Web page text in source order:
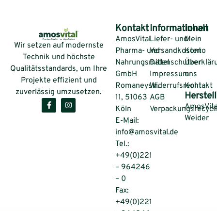
Wir setzen auf modernste
Technik und höchste
Qualitätsstandards, um Ihre
Projekte effizient und
zuverlässig umzusetzen.
Kontakt
AmosVital
Pharma- und
Nahrungsmittel
GmbH
Romaneystr.
11, 51063
Köln
E-Mail:
info@amosvital.de
Tel.:
+49(0)221
– 964246
– 0
Fax:
+49(0)221
Informationen
Liefer- und
Versandkosten
Impressum
Widerrufsrecht
AGB
Inhalt
Mein
Konto
Über
uns
Kontakt
Weider